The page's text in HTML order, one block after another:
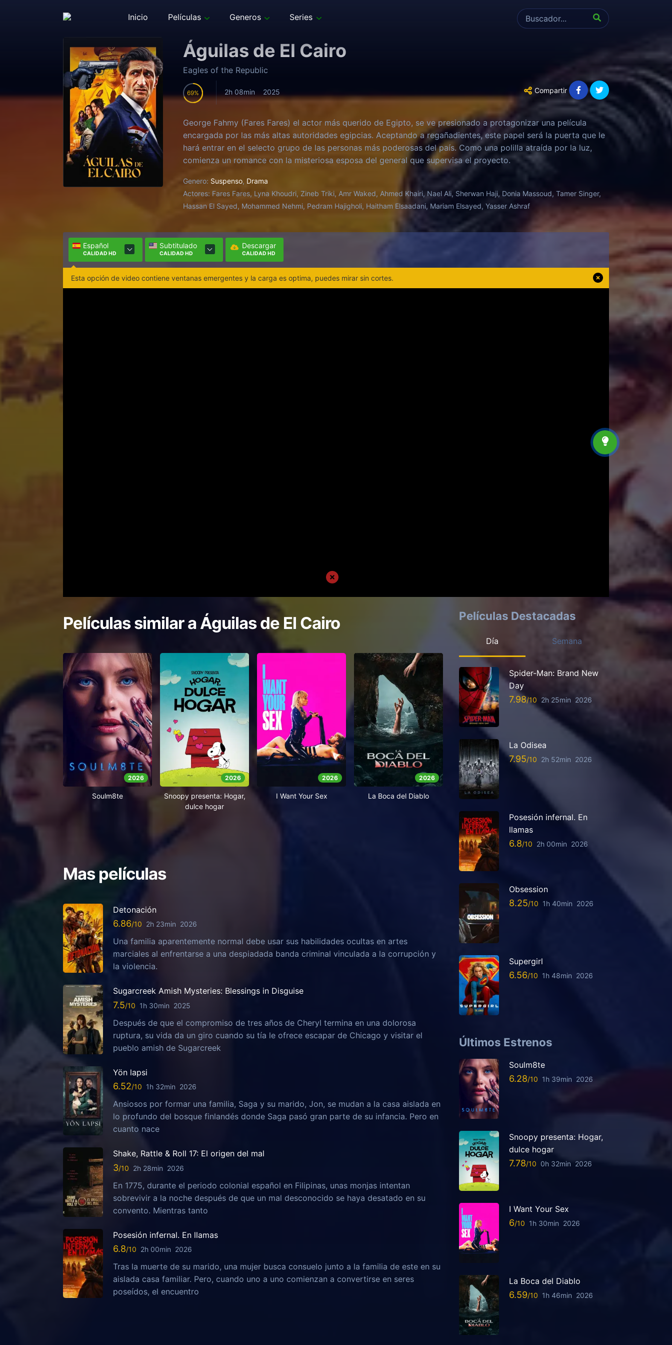
Inicio Películas Generos Series
Águilas de El Cairo
Eagles of the Republic
69 2h 08min 2025 Compartir
George Fahmy (Fares Fares) el actor más querido de Egipto, se ve presionado a protagonizar una película
encargada por las más altas autoridades egipcias. Aceptando a regañadientes, este papel será la puerta que le
hará entrar en el selecto grupo de las personas más poderosas del país. Como una polilla atraída por la luz,
comienza un romance con la misteriosa esposa del general que supervisa el proyecto.
Genero: Suspenso, Drama
Actores: Fares Fares, Lyna Khoudri, Zineb Triki, Amr Waked, Ahmed Khairi, Nael Ali, Sherwan Haji, Donia Massoud, Tamer Singer,
Hassan El Sayed, Mohammed Nehmi, Pedram Hajigholi, Haitham Elsaadani, Mariam Elsayed, Yasser Ashraf
Español
CALIDAD HD
Subtitulado
CALIDAD HD
Descargar
CALIDAD HD
Esta opción de video contiene ventanas emergentes y la carga es optima, puedes mirar sin cortes.
Películas similar aÁguilas de El Cairo
2026
Soulm8te
2026
Snoopy presenta: Hogar,
dulce hogar
2026
I Want Your Sex
2026
La Boca del Diablo
Mas películas
Detonación
6.86 2h 23min 2026
Una familia aparentemente normal debe usar sus habilidades ocultas en artes
marciales al enfrentarse a una despiadada banda criminal vinculada a la corrupción y
la violencia.
Sugarcreek Amish Mysteries: Blessings in Disguise
7.5 1h 30min 2025
Después de que el compromiso de tres años de Cheryl termina en una dolorosa
ruptura, su vida da un giro cuando su tía le ofrece escapar de Chicago y visitar el
pueblo amish de Sugarcreek
Yön lapsi
6.52 1h 32min 2026
Ansiosos por formar una familia, Saga y su marido, Jon, se mudan a la casa aislada en
lo profundo del bosque finlandés donde Saga pasó gran parte de su infancia. Pero en
cuanto nace
Shake, Rattle & Roll 17: El origen del mal
3 2h 28min 2026
En 1775, durante el periodo colonial español en Filipinas, unas monjas intentan
sobrevivir a la noche después de que un mal desconocido se haya desatado en su
convento. Mientras tanto
Posesión infernal. En llamas
6.8 2h 00min 2026
Tras la muerte de su marido, una mujer busca consuelo junto a la familia de este en su
aislada casa familiar. Pero, cuando uno a uno comienzan a convertirse en seres
poseídos, el encuentro
Películas Destacadas
Día Semana
Spider-Man: Brand New
Day
7.98 2h 25min 2026
La Odisea
7.95 2h 52min 2026
Posesión infernal. En
llamas
6.8 2h 00min 2026
Obsession
8.25 1h 40min 2026
Supergirl
6.56 1h 48min 2026
Últimos Estrenos
Soulm8te
6.28 1h 39min 2026
Snoopy presenta: Hogar,
dulce hogar
7.78 0h 32min 2026
I Want Your Sex
6 1h 30min 2026
La Boca del Diablo
6.59 1h 46min 2026